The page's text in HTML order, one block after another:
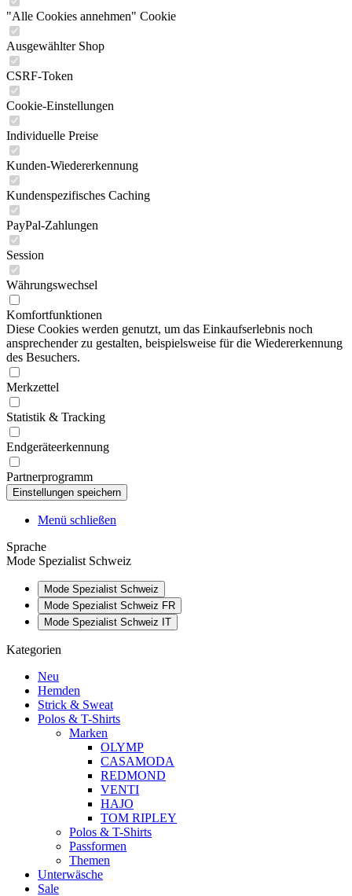
"Alle Cookies annehmen" Cookie
Ausgewählter Shop
CSRF-Token
Cookie-Einstellungen
Individuelle Preise
Kunden-Wiedererkennung
Kundenspezifisches Caching
PayPal-Zahlungen
Session
Währungswechsel
Komfortfunktionen
Diese Cookies werden genutzt, um das Einkaufserlebnis noch
ansprechender zu gestalten, beispielsweise für die Wiedererkennung
des Besuchers.
Merkzettel
Statistik & Tracking
Endgeräteerkennung
Partnerprogramm
Menü schließen
Sprache
Mode Spezialist Schweiz
Mode Spezialist Schweiz
Mode Spezialist Schweiz FR
Mode Spezialist Schweiz IT
Kategorien
Neu
Hemden
Strick & Sweat
Polos & T-Shirts
Marken
OLYMP
CASAMODA
REDMOND
VENTI
HAJO
TOM RIPLEY
Polos & T-Shirts
Passformen
Themen
Unterwäsche
Sale